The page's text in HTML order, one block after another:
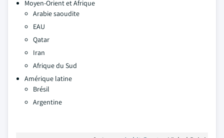
Moyen-Orient et Afrique
Arabie saoudite
EAU
Qatar
Iran
Afrique du Sud
Amérique latine
Brésil
Argentine